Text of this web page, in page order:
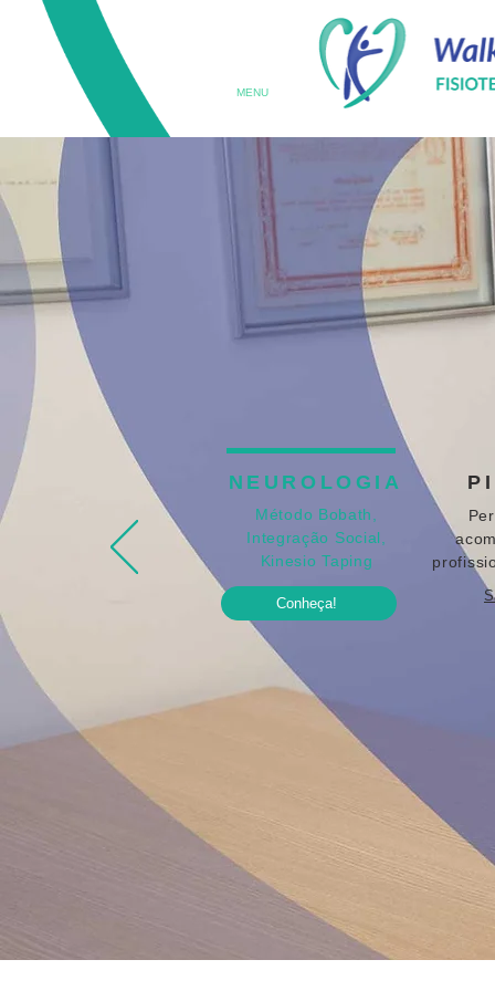
MENU
Walkiria Brunetti Fisioterapia
NEUROLOGIA
Método Bobath,
Integração Social,
Kinesio Taping
Conheça!